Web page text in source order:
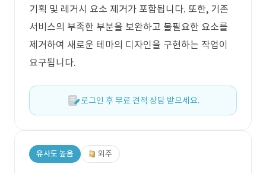
기획 및 레거시 요소 제거가 포함됩니다. 또한, 기존
서비스의 부족한 부분을 보완하고 불필요한 요소를
제거하여 새로운 테마의 디자인을 구현하는 작업이
요구됩니다.
로그인 후 무료 견적 상담 받으세요.
유사도 높음 외주